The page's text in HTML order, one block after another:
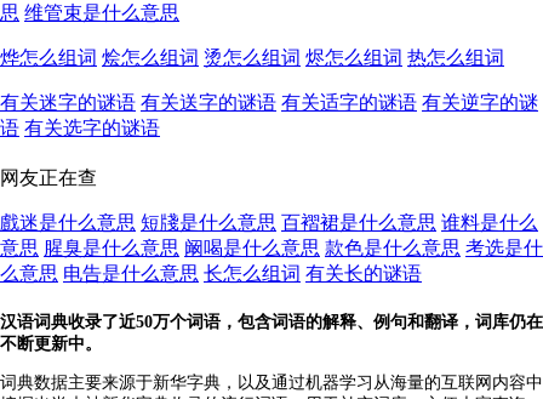
思 维管束是什么意思
烨怎么组词 烩怎么组词 烫怎么组词 烬怎么组词 热怎么组词
有关迷字的谜语 有关送字的谜语 有关适字的谜语 有关逆字的谜
语 有关选字的谜语
网友正在查
戲迷是什么意思 短牋是什么意思 百褶裙是什么意思 谁料是什么
意思 腥臭是什么意思 阚喝是什么意思 款色是什么意思 考选是什
么意思 电告是什么意思 长怎么组词 有关长的谜语
汉语词典收录了近50万个词语，包含词语的解释、例句和翻译，词库仍在
不断更新中。
词典数据主要来源于新华字典，以及通过机器学习从海量的互联网内容中